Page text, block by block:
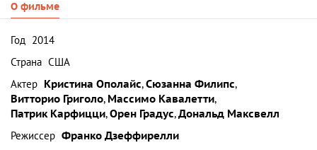
О фильме
Год 2014
Страна США
Актер Кристина Ополайс,Сюзанна Филипс,
Витторио Григоло, Массимо Кавалетти,
Патрик Карфицци,Орен Градус,Дональд Максвелл
Режиссер Франко Дзеффирелли